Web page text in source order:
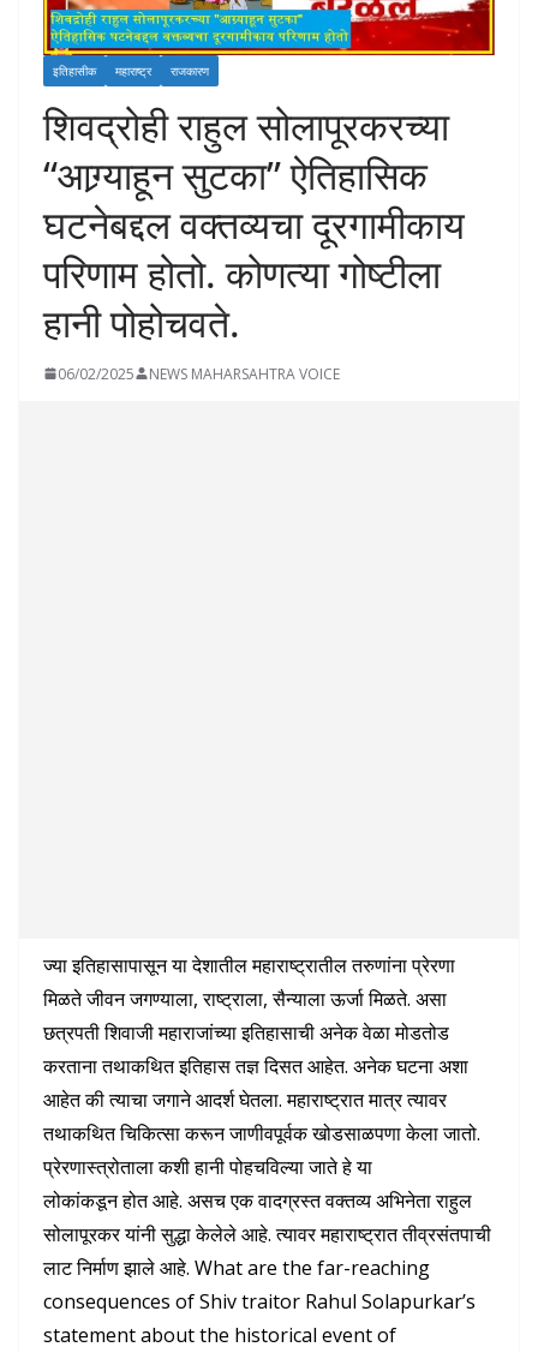
इतिहासीक महाराष्ट्र राजकारण
शिवद्रोही राहुल सोलापूरकरच्या
“आग्र्याहून सुटका” ऐतिहासिक
घटनेबद्दल वक्तव्यचा दूरगामीकाय
परिणाम होतो. कोणत्या गोष्टीला
हानी पोहोचवते.
06/02/2025 NEWS MAHARSAHTRA VOICE
ज्या इतिहासापासून या देशातील महाराष्ट्रातील तरुणांना प्रेरणा
मिळते जीवन जगण्याला, राष्ट्राला, सैन्याला ऊर्जा मिळते. असा
छत्रपती शिवाजी महाराजांच्या इतिहासाची अनेक वेळा मोडतोड
करताना तथाकथित इतिहास तज्ञ दिसत आहेत. अनेक घटना अशा
आहेत की त्याचा जगाने आदर्श घेतला. महाराष्ट्रात मात्र त्यावर
तथाकथित चिकित्सा करून जाणीवपूर्वक खोडसाळपणा केला जातो.
प्रेरणास्त्रोताला कशी हानी पोहचविल्या जाते हे या
लोकांकडून होत आहे. असच एक वादग्रस्त वक्तव्य अभिनेता राहुल
सोलापूरकर यांनी सुद्धा केलेले आहे. त्यावर महाराष्ट्रात तीव्रसंतपाची
लाट निर्माण झाले आहे. What are the far-reaching
consequences of Shiv traitor Rahul Solapurkar’s
statement about the historical event of